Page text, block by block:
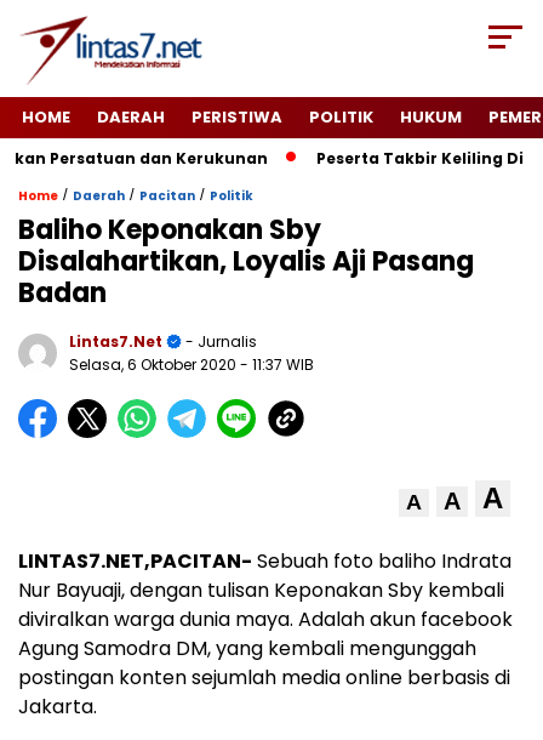
HOME DAERAH PERISTIWA POLITIK HUKUM
Persatuan dan Kerukunan Peserta Takbir Keliling Di
Home / Daerah / Pacitan / Politik
Baliho Keponakan Sby
Disalahartikan, Loyalis Aji Pasang
Badan
Lintas7.net
- Jurnalis
Selasa, 6 Oktober 2020 - 11:37 WIB
A A A
LINTAS7.NET,PACITAN- Sebuah foto baliho Indrata
Nur Bayuaji, dengan tulisan Keponakan Sby kembali
diviralkan warga dunia maya. Adalah akun facebook
Agung Samodra DM, yang kembali mengunggah
postingan konten sejumlah media online berbasis di
Jakarta.